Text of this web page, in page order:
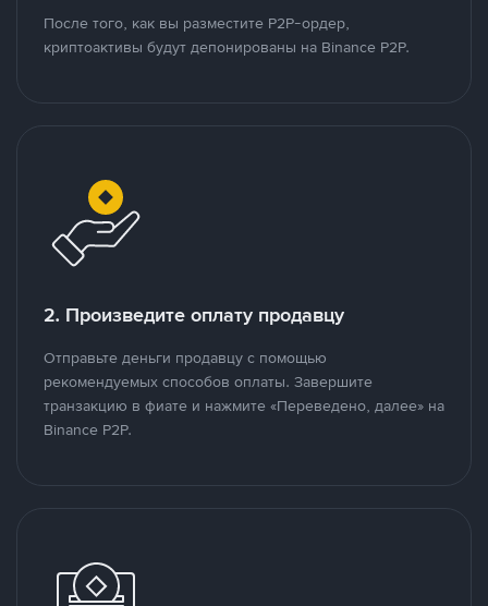
После того, как вы разместите P2P-ордер,
криптоактивы будут депонированы на Binance P2P.
2. Произведите оплату продавцу
Отправьте деньги продавцу с помощью
рекомендуемых способов оплаты. Завершите
транзакцию в фиате и нажмите «Переведено, далее» на
Binance P2P.